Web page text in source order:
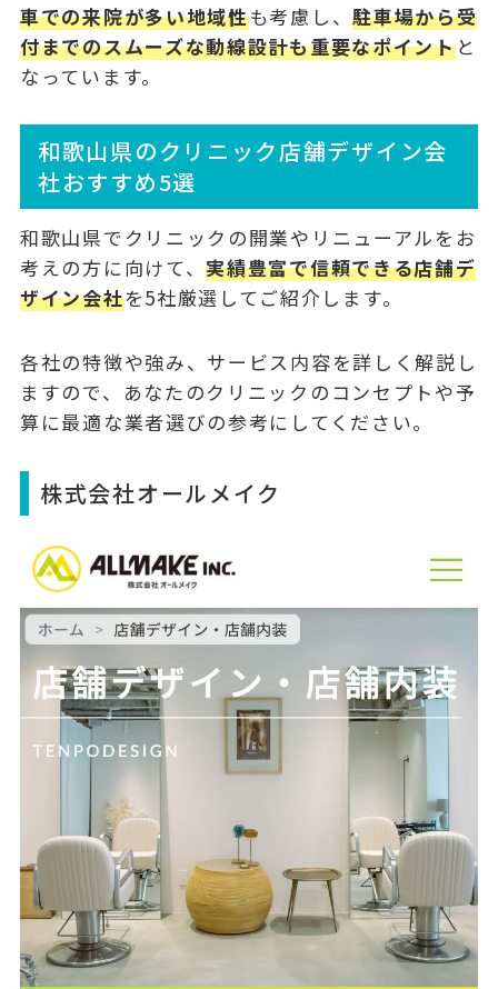
車での来院が多い地域性も考慮し、駐車場から受
付までのスムーズな動線設計も重要なポイントと
なっています。
和歌山県のクリニック店舗デザイン会
社おすすめ5選
和歌山県でクリニックの開業やリニューアルをお
考えの方に向けて、実績豊富で信頼できる店舗デ
ザイン会社を5社厳選してご紹介します。
各社の特徴や強み、サービス内容を詳しく解説し
ますので、あなたのクリニックのコンセプトや予
算に最適な業者選びの参考にしてください。
株式会社オールメイク